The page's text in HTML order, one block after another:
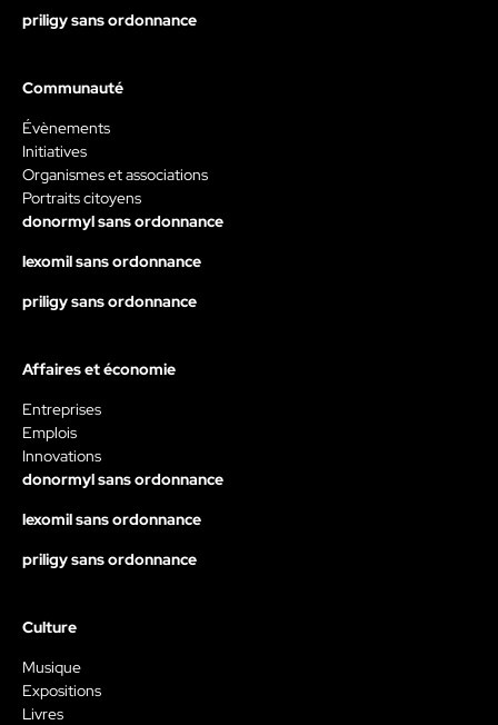
priligy sans ordonnance
Communauté
Évènements
Initiatives
Organismes et associations
Portraits citoyens
donormyl sans ordonnance
lexomil sans ordonnance
priligy sans ordonnance
Affaires et économie
Entreprises
Emplois
Innovations
donormyl sans ordonnance
lexomil sans ordonnance
priligy sans ordonnance
Culture
Musique
Expositions
Livres